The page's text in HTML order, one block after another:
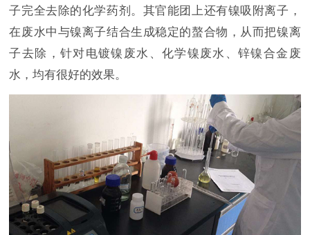
子完全去除的化学药剂。其官能团上还有镍吸附离子，
在废水中与镍离子结合生成稳定的螯合物，从而把镍离
子去除，针对电镀镍废水、化学镍废水、锌镍合金废
水，均有很好的效果。